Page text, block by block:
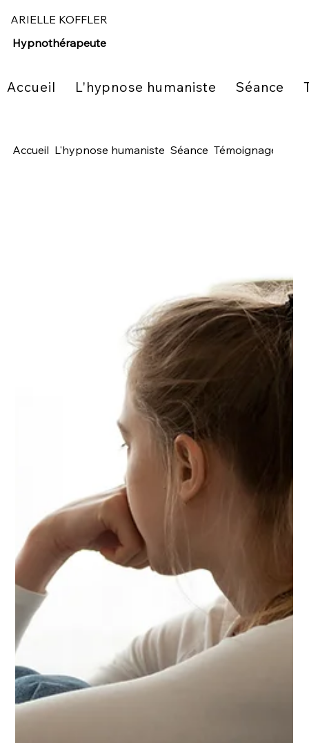
Accueil L'hypnose humaniste Séance Témoignages
ARIELLE KOFFLER
Hypnothérapeute
Accueil L'hypnose humaniste Séance